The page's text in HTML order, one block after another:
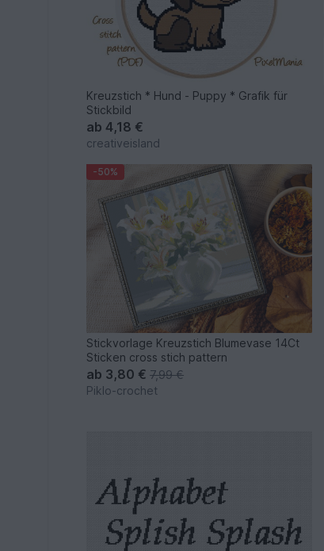
Kreuzstich * Hund - Puppy * Grafik für
Stickbild
ab4,18 €
creativeisland
-50%
Stickvorlage Kreuzstich Blumevase 14Ct
Sticken cross stich pattern
ab 3,80 €7,99 €
Piklo-crochet